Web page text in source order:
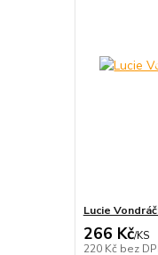
Lucie
266 Kč/KS
220 Kč bez